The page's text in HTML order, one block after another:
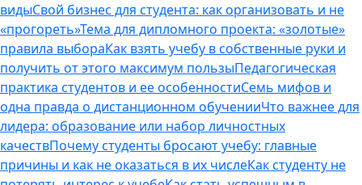
видыСвой бизнес для студента: как организовать и не
«прогореть»Тема для дипломного проекта: «золотые»
правила выбораКак взять учебу в собственные руки и
получить от этого максимум пользыПедагогическая
практика студентов и ее особенностиСемь мифов и
одна правда о дистанционном обученииЧто важнее для
лидера: образование или набор личностных
качествПочему студенты бросают учебу: главные
причины и как не оказаться в их числеКак студенту не